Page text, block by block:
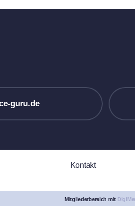
guru.de
Kontakt
Mitgliederbereich mit